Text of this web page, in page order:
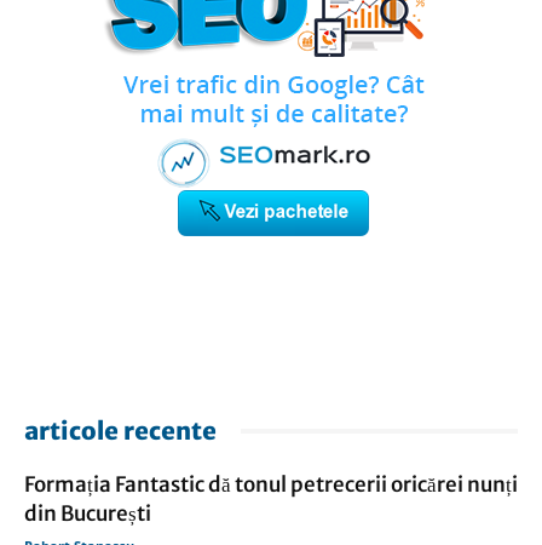
articole recente
Formația Fantastic dă tonul petrecerii oricărei nunți
din București